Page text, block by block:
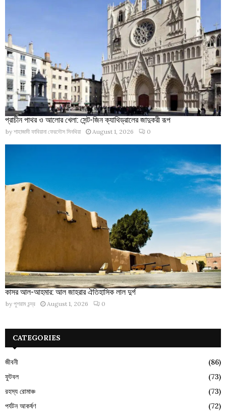
প্রাচীন পাথর ও আলোর খেলা: সেন্ট-জিন ক্যাথিড্রালের জাদুকরী রূপ
by শাহাজাদী ফাবিয়ানা ফেরদৌস সিনথিয়া August 1, 2026 0
কাসর আল-আহমার: আল জাহরার ঐতিহাসিক লাল দুর্গ
by পুশরাম চন্দ্র August 1, 2026 0
CATEGORIES
জীবনী
(86)
ফুটবল
(73)
রহস্য রোমাঞ্চ
(73)
পর্যটন আকর্ষণ
(72)